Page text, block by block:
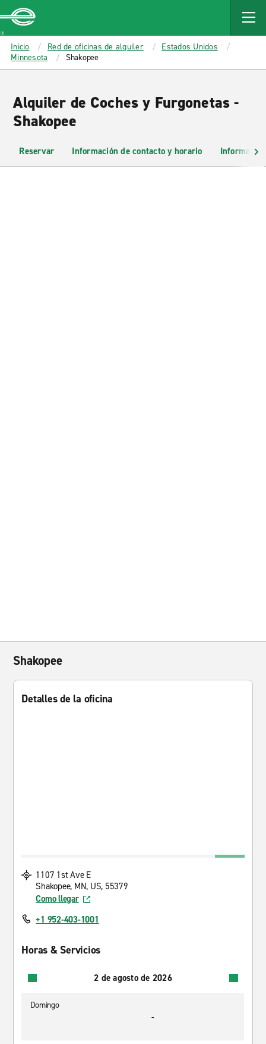
MAIN
CONTENT
Enterprise
Inicio Red de oficinas de alquiler
Estados Unidos
Minnesota
Shakopee
Alquiler de Coches y Furgonetas -
Shakopee
Reservar Información de contacto y horario
Shakopee
Detalles de la oficina
1107 1st Ave E
Shakopee, MN, US, 55379
Como llegar
+1 952-403-1001
Horas & Servicios
2 de agosto de 2026
Domingo
-